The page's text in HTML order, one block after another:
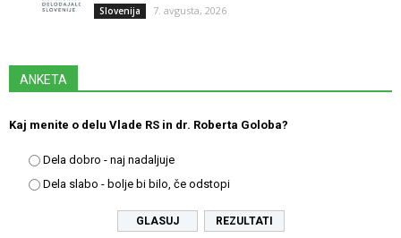
Slovenija 7. avgusta, 2026
ANKETA
Kaj menite o delu Vlade RS in dr. Roberta Goloba?
Dela dobro - naj nadaljuje
Dela slabo - bolje bi bilo, če odstopi
REZULTATI